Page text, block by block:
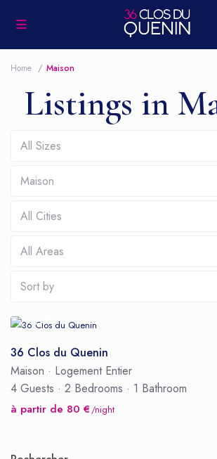
Home Maison
Listings in
All Sizes
Maison
All Cities
All Areas
Sort by
36 Clos du Quenin
Maison · Logement Entier
4 Guests · 2 Bedrooms · 1 Bathroom
à partir de 80 €/night